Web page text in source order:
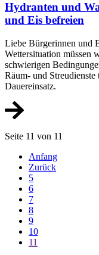
Hydranten und
und Eis befreien
Liebe Bürgerinnen und
Wettersituation müssen
schwierigen
Räum- und
Dauereinsatz.
Seite 11 von 11
Anfang
Zurück
5
6
7
8
9
10
11